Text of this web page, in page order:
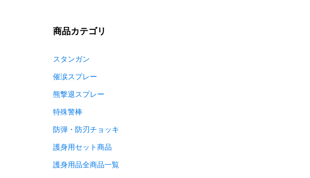
商品カテゴリ
スタンガン
催涙スプレー
熊撃退スプレー
特殊警棒
防弾・防刃チョッキ
護身用セット商品
護身用品全商品一覧